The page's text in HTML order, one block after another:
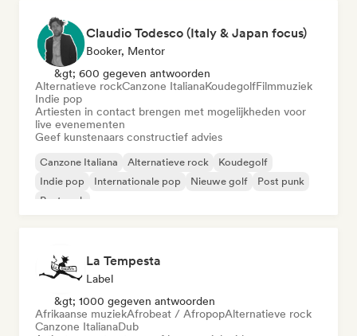
Claudio Todesco (Italy & Japan focus)
Booker, Mentor
&gt; 600 gegeven antwoorden
Alternatieve rockCanzone ItalianaKoudegolfFilmmuziek
Indie pop
Artiesten in contact brengen met mogelijkheden voor
live evenementen
Geef kunstenaars constructief advies
Canzone Italiana Alternatieve rock
Koudegolf
Indie pop
Internationale pop Nieuwe golf
Post punk
Post rock
La Tempesta
Label
&gt; 1000 gegeven antwoorden
Afrikaanse muziekAfrobeat / AfropopAlternatieve rock
Canzone ItalianaDub